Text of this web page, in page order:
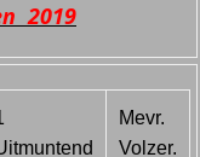
2019
Mevr.
Volzer.